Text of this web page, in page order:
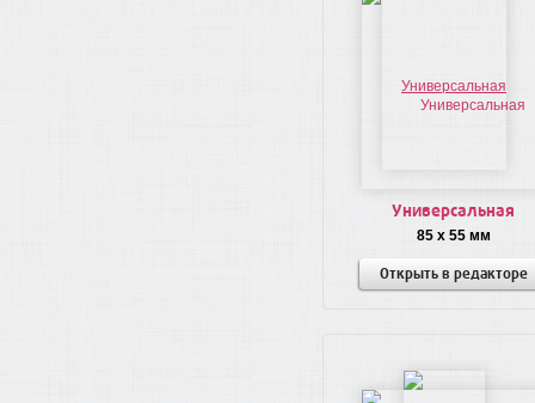
Универсальная
85 x 55 мм
Открыть в редакторе